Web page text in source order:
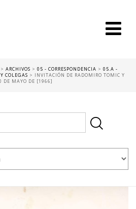
> ARCHIVOS > 05 - CORRESPONDENCIA > 05.A -
COLEGAS > INVITACIÓN DE RADOMIRO TOMIC Y
DE MAYO DE [1966]